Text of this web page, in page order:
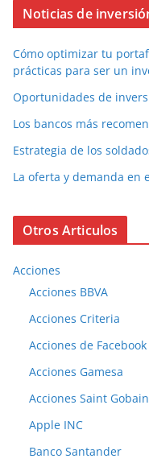
Noticias de
Cómo optimizar tu
prácticas para ser un
Oportunidades de
Los bancos más
Estrategia de los
La oferta y demanda en
Otros Articulos
Acciones
Acciones BBVA
Acciones Criteria
Acciones de Facebook
Acciones Gamesa
Acciones Saint Gobain
Apple INC
Banco Santander